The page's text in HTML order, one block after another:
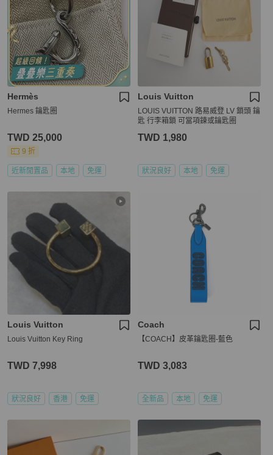
Hermès
Hermes 鑰匙圈
TWD 25,000
9 折
近新閒置品 本地 免運
Louis Vuitton
LOUIS VUITTON 路易威登 LV 鎖頭 鑰
匙 行李箱鎖 可當項鍊或鑰匙圈
TWD 1,980
狀況良好 本地 免運
Louis Vuitton
Louis Vuitton Key Ring
TWD 7,998
狀況良好 香港 免運
Coach
【COACH】皮革鑰匙圈-藍色
TWD 3,083
全新品 本地 免運